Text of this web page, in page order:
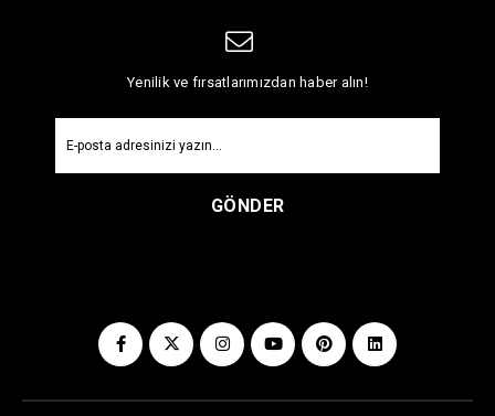
Yenilik ve fırsatlarımızdan haber alın!
GÖNDER